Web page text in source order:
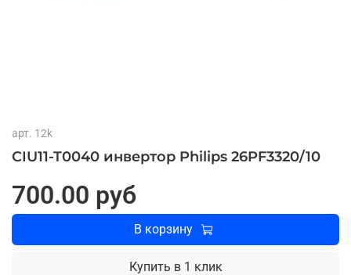
арт. 12k
CIU11-T0040 инвертор Philips 26PF3320/10
700.00 руб
В корзину
Купить в 1 клик